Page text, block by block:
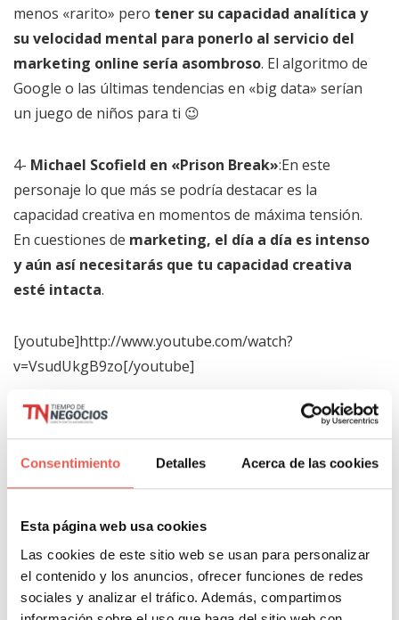
Consentimiento Detalles Acerca de las cookies
Esta página web usa cookies
Las cookies de este sitio web se usan para personalizar
el contenido y los anuncios, ofrecer funciones de redes
sociales y analizar el tráfico. Además, compartimos
menos «rarito» pero tener su capacidad analítica y
su velocidad mental para ponerlo al servicio del
marketing online sería asombroso. El algoritmo de
Google o las últimas tendencias en «big data» serían
un juego de niños para ti 😉
4- Michael Scofield en «Prison Break»:En este
personaje lo que más se podría destacar es la
capacidad creativa en momentos de máxima tensión.
En cuestiones de marketing, el día a día es intenso
y aún así necesitarás que tu capacidad creativa
esté intacta.
[youtube]http://www.youtube.com/watch?
v=VsudUkgB9zo[/youtube]
Carrie Bradshaw de «Sexo en nueva york»: A
esta columnista aficionada a las aventuras amorosas
y zapatos caros, dado que produce buen contenido
para su diario, se le daría bien el marketing de
contenidos, ya que ejecuta el «Storytelling» como
genial su capacidad para enganchar a los lectores
y acercarlos a tus productos o servicios.